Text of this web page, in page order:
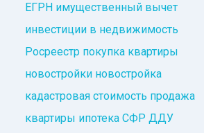
ЕГРН имущественный вычет
инвестиции в недвижимость
Росреестр покупка квартиры
новостройки новостройка
кадастровая стоимость продажа
квартиры ипотека СФР ДДУ